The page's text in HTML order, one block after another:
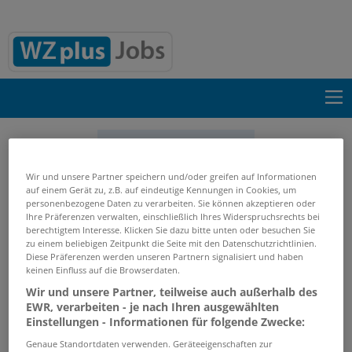
Start Suchergebnisse
Jobs von dbh Logistics IT AG
PASSENDE JOBS PER E-MAIL
GRENZEN SIE IHRE SUCHE EIN
Wir und unsere Partner speichern und/oder greifen auf Informationen
auf einem Gerät zu, z.B. auf eindeutige Kennungen in Cookies, um
personenbezogene Daten zu verarbeiten. Sie können akzeptieren oder
Ihre Präferenzen verwalten, einschließlich Ihres Widerspruchsrechts bei
berechtigtem Interesse. Klicken Sie dazu bitte unten oder besuchen Sie
zu einem beliebigen Zeitpunkt die Seite mit den Datenschutzrichtlinien.
Diese Präferenzen werden unseren Partnern signalisiert und haben
keinen Einfluss auf die Browserdaten.
Wir und unsere Partner, teilweise auch außerhalb des
EWR, verarbeiten - je nach Ihren ausgewählten
Einstellungen - Informationen für folgende Zwecke:
Genaue Standortdaten verwenden. Geräteeigenschaften zur